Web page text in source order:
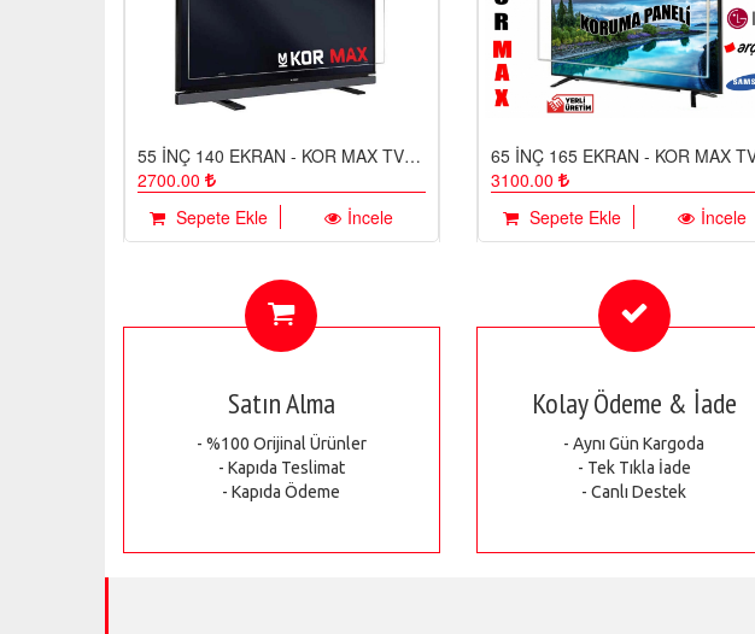
55 İNÇ 140 EKRAN - KOR MAX TV EKRAN KORUYUCU / EKRAN KORUMA CAMI
2700.00
Sepete Ekle
İncele
3100.00
Sepete Ekle
İncele
Satın Alma
- %100 Orijinal Ürünler
- Kapıda Teslimat
- Kapıda Ödeme
Kolay Ödeme & İade
- Aynı Gün Kargoda
- Tek Tıkla İade
- Canlı Destek